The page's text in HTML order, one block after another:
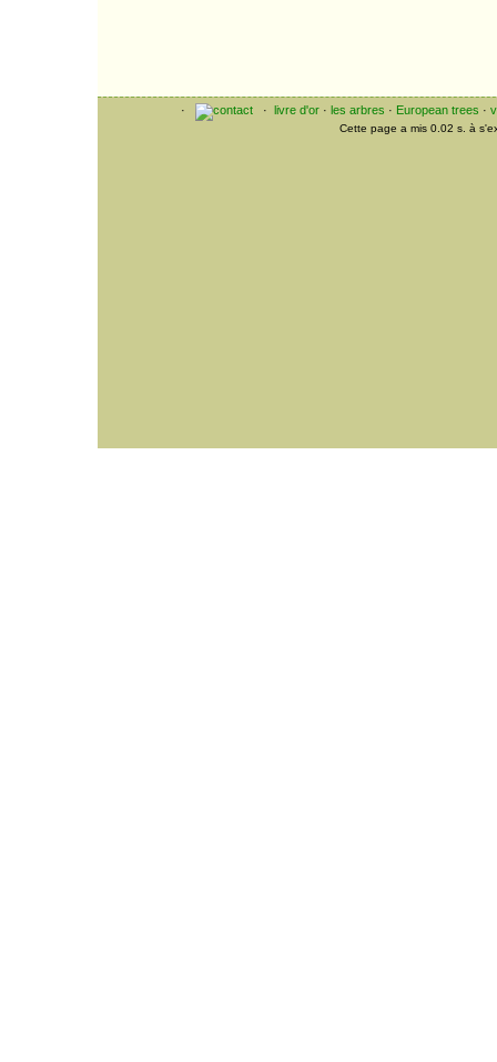
· · livre d'or · les arbres · European trees ·
Cette page a mis 0.02 s. à